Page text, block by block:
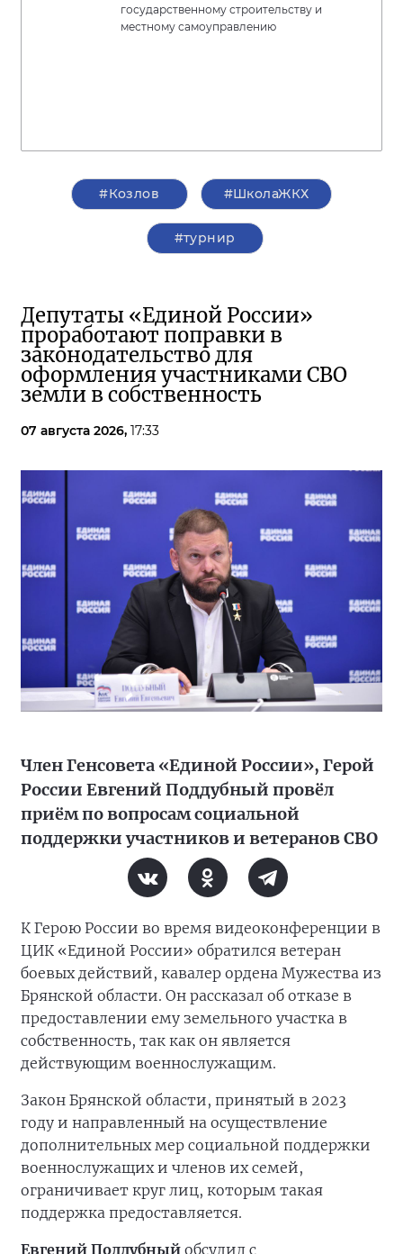
государственному строительству и
местному самоуправлению
#Козлов #ШколаЖКХ
#турнир
Депутаты «Единой России»
проработают поправки в
законодательство для
оформления участниками СВО
земли в собственность
07 августа 2026, 17:33
Член Генсовета «Единой России», Герой
России Евгений Поддубный провёл
приём по вопросам социальной
поддержки участников и ветеранов СВО
К Герою России во время видеоконференции в
ЦИК «Единой России» обратился ветеран
боевых действий, кавалер ордена Мужества из
Брянской области. Он рассказал об отказе в
предоставлении ему земельного участка в
собственность, так как он является
действующим военнослужащим.
Закон Брянской области, принятый в 2023
году и направленный на осуществление
дополнительных мер социальной поддержки
военнослужащих и членов их семей,
ограничивает круг лиц, которым такая
поддержка предоставляется.
Евгений Поддубный обсудил с